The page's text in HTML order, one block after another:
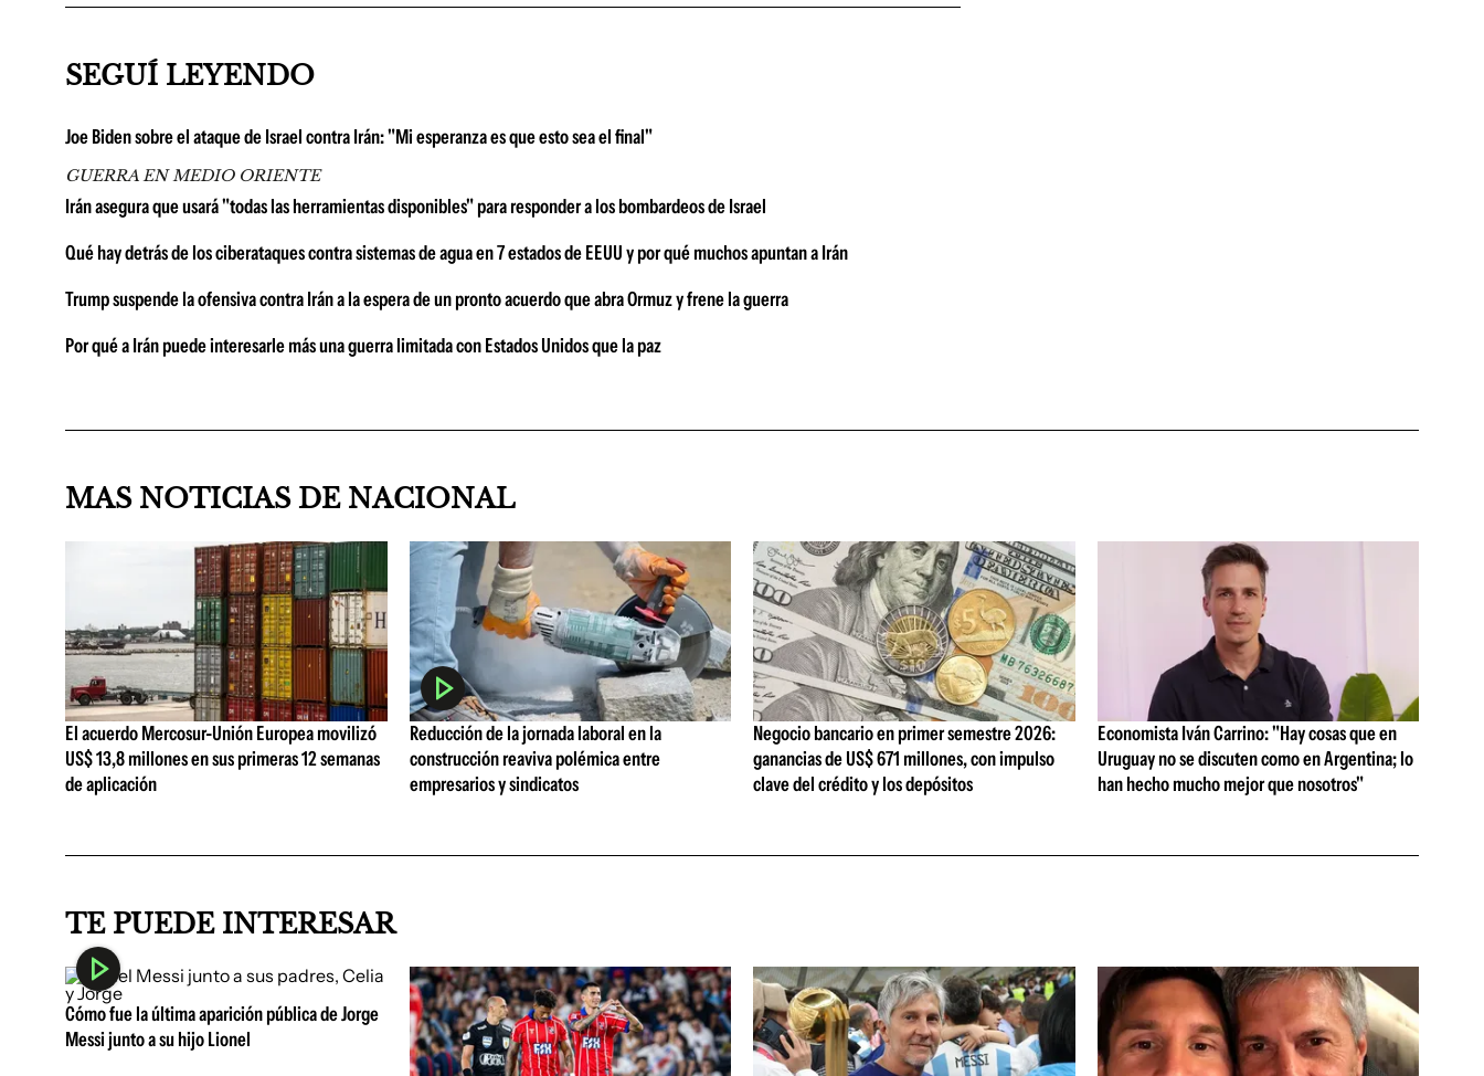
SEGUÍ LEYENDO
Joe Biden sobre el ataque de Israel contra Irán: "Mi esperanza es que esto sea el final"
GUERRA EN MEDIO ORIENTE
Irán asegura que usará "todas las herramientas disponibles" para responder a los bombardeos de Israel
Qué hay detrás de los ciberataques contra sistemas de agua en 7 estados de EEUU y por qué muchos apuntan a Irán
Trump suspende la ofensiva contra Irán a la espera de un pronto acuerdo que abra Ormuz y frene la guerra
Por qué a Irán puede interesarle más una guerra limitada con Estados Unidos que la paz
MAS NOTICIAS DE NACIONAL
El acuerdo Mercosur-Unión Europea movilizó
US$ 13,8 millones en sus primeras 12 semanas
de aplicación
Reducción de la jornada laboral en la
construcción reaviva polémica entre
empresarios y sindicatos
Negocio bancario en primer semestre 2026:
ganancias de US$ 671 millones, con impulso
clave del crédito y los depósitos
Economista Iván Carrino: "Hay cosas que en
Uruguay no se discuten como en Argentina; lo
han hecho mucho mejor que nosotros"
TE PUEDE INTERESAR
Cómo fue la última aparición pública de Jorge
Messi junto a su hijo Lionel